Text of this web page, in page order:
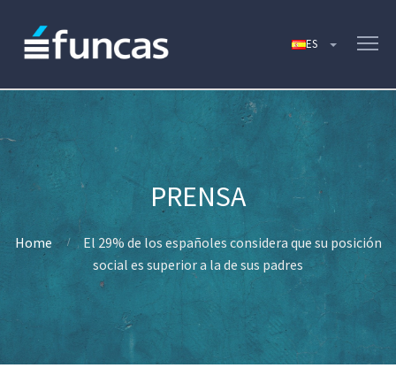
Home
El 29% de los españoles considera que su posición
social es superior a la de sus padres